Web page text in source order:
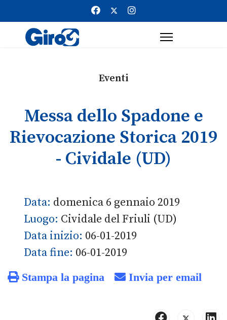
Eventi
Messa dello Spadone e
Rievocazione Storica 2019
- Cividale (UD)
Data: domenica 6 gennaio 2019
Luogo: Cividale del Friuli (UD)
Data inizio: 06-01-2019
Data fine: 06-01-2019
Stampa la pagina Invia per email